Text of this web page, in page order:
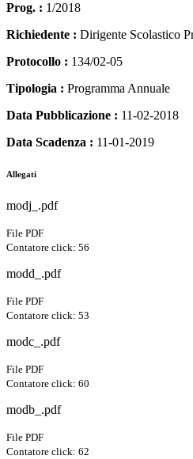
Prog. : 1/2018
Richiedente : Dirigente Scolastico
Protocollo : 134/02-05
Tipologia : Programma Annuale
Data Pubblicazione : 11-02-2018
Data Scadenza : 11-01-2019
Allegati
modj_.pdf
File PDF
Contatore click: 56
modd_.pdf
File PDF
Contatore click: 53
modc_.pdf
File PDF
Contatore click: 60
modb_.pdf
File PDF
Contatore click: 62